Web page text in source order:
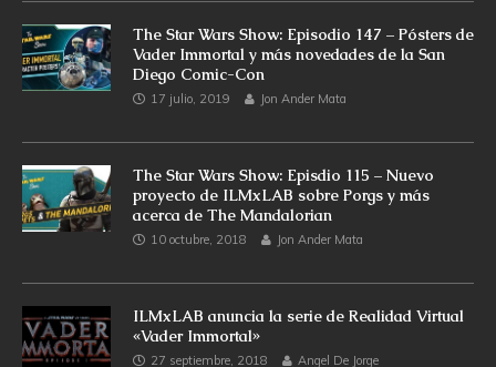
The Star Wars Show: Episodio 147 – Pósters de
Vader Immortal y más novedades de la San
Diego Comic-Con
17 julio, 2019 Jon Ander Mata
The Star Wars Show: Episdio 115 – Nuevo
proyecto de ILMxLAB sobre Porgs y más
acerca de The Mandalorian
10 octubre, 2018 Jon Ander Mata
ILMxLAB anuncia la serie de Realidad Virtual
«Vader Immortal»
27 septiembre, 2018 Angel De Jorge